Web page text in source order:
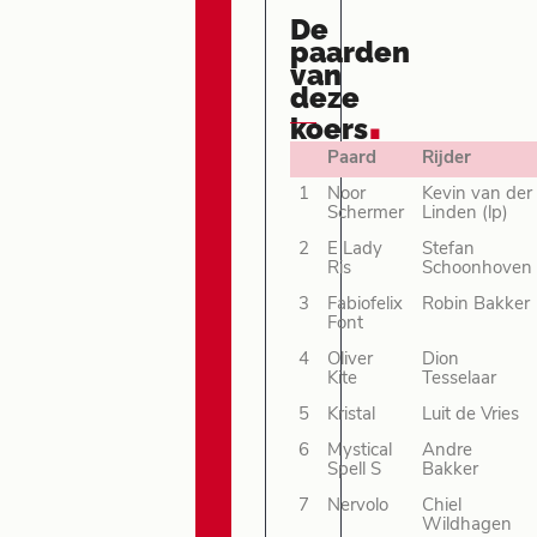
De
paarden
van
deze
koers.
Paard
Rijder
1
Noor
Schermer
Kevin van der
Linden (lp)
2
E Lady
Ris
Stefan
Schoonhoven
3
Fabiofelix
Font
Robin Bakker
4
Oliver
Kite
Dion
Tesselaar
5
Kristal
Luit de Vries
6
Mystical
Spell S
Andre
Bakker
7
Nervolo
Chiel
Wildhagen